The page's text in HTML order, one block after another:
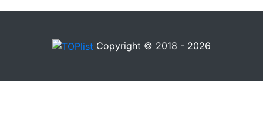
Copyright © 2018 - 2026